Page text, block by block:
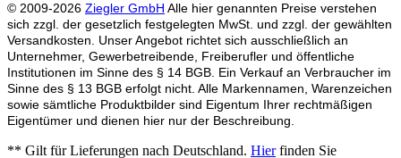
© 2009-2026 Ziegler GmbH Alle hier genannten Preise verstehen
sich zzgl. der gesetzlich festgelegten MwSt. und zzgl. der gewählten
Versandkosten. Unser Angebot richtet sich ausschließlich an
Unternehmer, Gewerbetreibende, Freiberufler und öffentliche
Institutionen im Sinne des § 14 BGB. Ein Verkauf an Verbraucher im
Sinne des § 13 BGB erfolgt nicht. Alle Markennamen, Warenzeichen
sowie sämtliche Produktbilder sind Eigentum Ihrer rechtmäßigen
Eigentümer und dienen hier nur der Beschreibung.
** Gilt für Lieferungen nach Deutschland. Hierfinden Sie